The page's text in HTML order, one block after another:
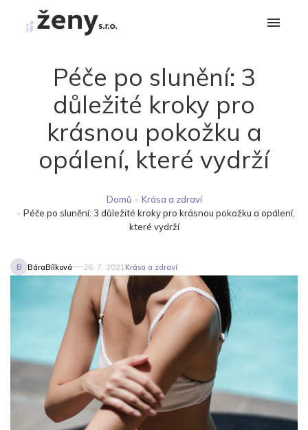
Péče po slunění: 3
důležité kroky pro
krásnou pokožku a
opálení, které vydrží
Domů » Krása a zdraví
» Péče po slunění: 3 důležité kroky pro krásnou pokožku a opálení,
které vydrží
B BáraBílková 26. 7. 2021 Krása a zdraví